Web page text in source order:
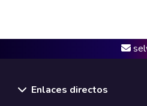
Enlaces directos